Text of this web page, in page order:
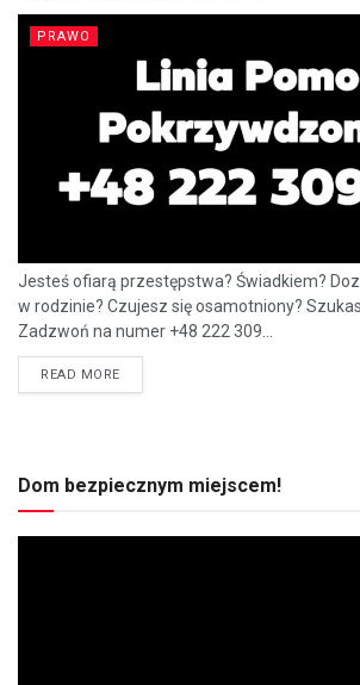
PRAWO
Jesteś ofiarą przestępstwa? Świadkiem?
w rodzinie? Czujesz się osamotniony?
Zadzwoń na numer +48 222 309...
READ MORE
Dom bezpiecznym miejscem!